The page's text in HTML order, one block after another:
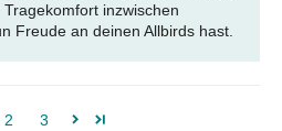
inzwischen
Freude an deinen Allbirds hast.
2 3